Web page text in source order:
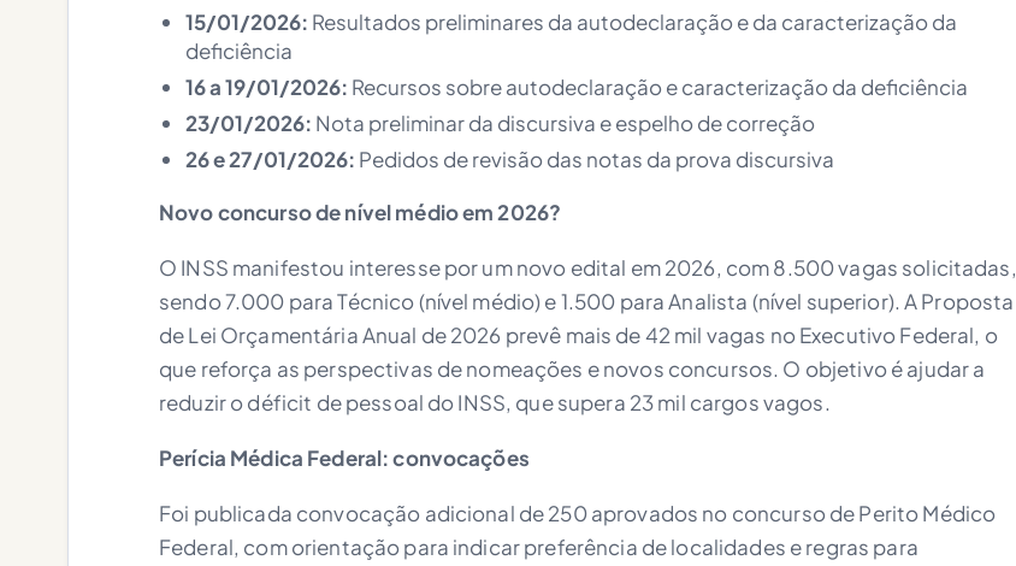
15/01/2026: Resultados preliminares da autodeclaração e da caracterização da
deficiência
16 a 19/01/2026: Recursos sobre autodeclaração e caracterização da deficiência
23/01/2026: Nota preliminar da discursiva e espelho de correção
26 e 27/01/2026: Pedidos de revisão das notas da prova discursiva
Novo concurso de nível médio em 2026?
O INSS manifestou interesse por um novo edital em 2026, com 8.500 vagas solicitadas,
sendo 7.000 para Técnico (nível médio) e 1.500 para Analista (nível superior). A Proposta
de Lei Orçamentária Anual de 2026 prevê mais de 42 mil vagas no Executivo Federal, o
que reforça as perspectivas de nomeações e novos concursos. O objetivo é ajudar a
reduzir o déficit de pessoal do INSS, que supera 23 mil cargos vagos.
Perícia Médica Federal: convocações
Foi publicada convocação adicional de 250 aprovados no concurso de Perito Médico
Federal, com orientação para indicar preferência de localidades e regras para